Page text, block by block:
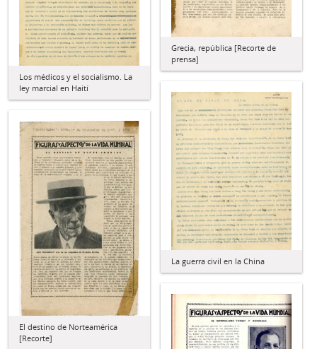
Grecia, república [Recorte de
prensa]
Los médicos y el socialismo. La
ley marcial en Haití
La guerra civil en la China
El destino de Norteamérica
[Recorte]